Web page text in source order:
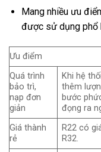
Mang nhiều ưu
được sử dụng phổ
Ưu điểm
Quá trình
bảo trì,
nạp đơn
giản
Khi hệ
thêm
bước
đọng ra
Giá thành
rẻ
R22 có
R32.